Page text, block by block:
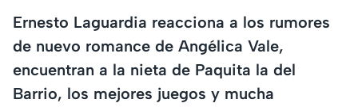
Ernesto Laguardia reacciona a los rumores
de nuevo romance de Angélica Vale,
encuentran a la nieta de Paquita la del
Barrio, los mejores juegos y mucha